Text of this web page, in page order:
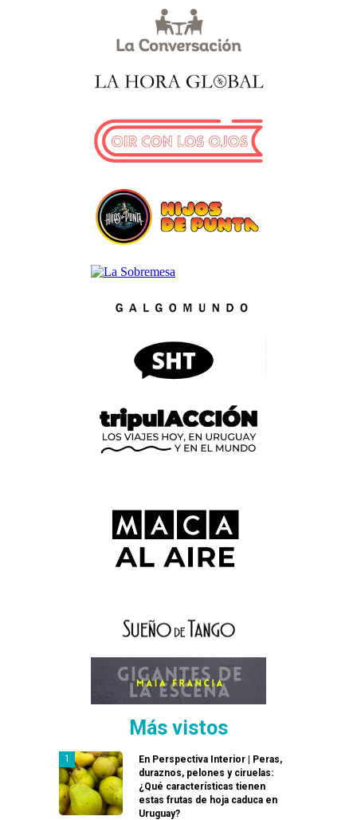
Más vistos
En Perspectiva Interior | Peras,
duraznos, pelones y ciruelas:
¿Qué características tienen
estas frutas de hoja caduca en
Uruguay?